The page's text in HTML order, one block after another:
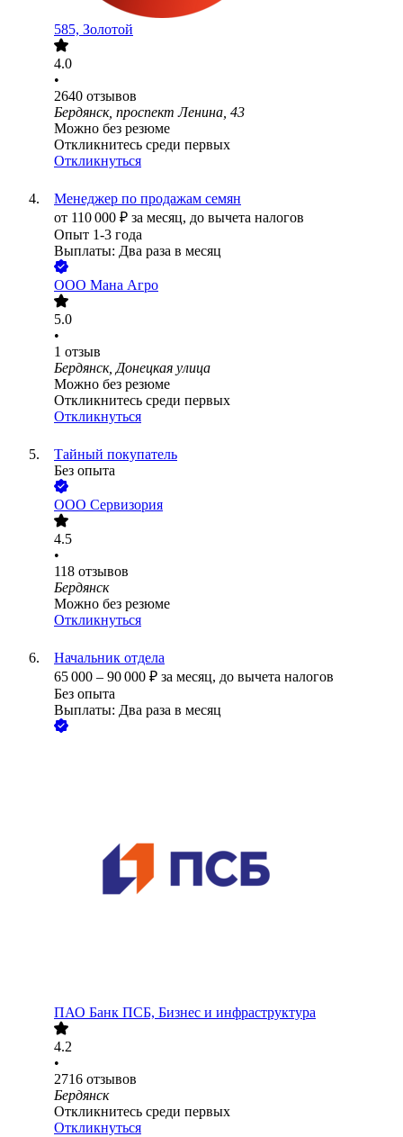
585, Золотой
4.0
•
2640 отзывов
Бердянск, проспект Ленина, 43
Можно без резюме
Откликнитесь среди первых
Откликнуться
Менеджер по продажам семян
от 110 000 ₽ за месяц, до вычета налогов
Опыт 1-3 года
Выплаты: Два раза в месяц
ООО Мана Агро
5.0
•
1 отзыв
Бердянск, Донецкая улица
Можно без резюме
Откликнитесь среди первых
Откликнуться
Тайный покупатель
Без опыта
ООО Сервизория
4.5
•
118 отзывов
Бердянск
Можно без резюме
Откликнуться
Начальник отдела
65 000 – 90 000 ₽ за месяц, до вычета налогов
Без опыта
Выплаты: Два раза в месяц
ПАО Банк ПСБ, Бизнес и инфраструктура
4.2
•
2716 отзывов
Бердянск
Откликнитесь среди первых
Откликнуться